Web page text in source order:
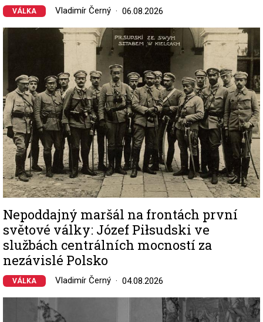
VÁLKA Vladimír Černý 06.08.2026
Image
Nepoddajný maršál na frontách první
světové války: Józef Piłsudski ve
službách centrálních mocností za
nezávislé Polsko
VÁLKA Vladimír Černý 04.08.2026